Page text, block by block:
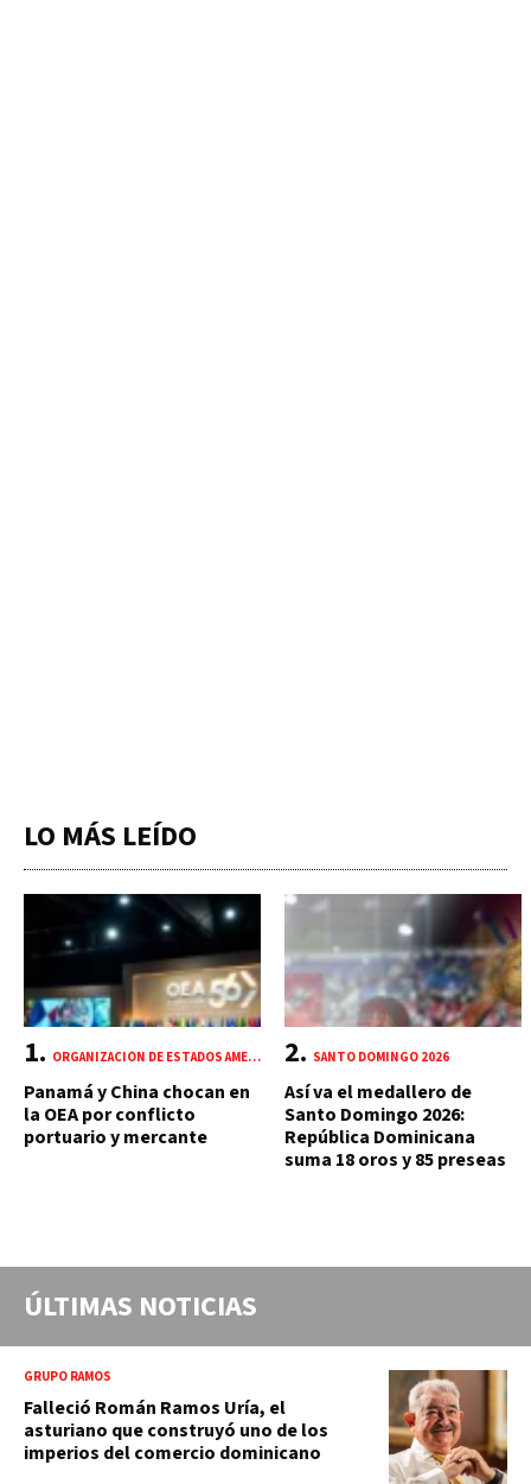
LO MÁS LEÍDO
ORGANIZACIÓN DE ESTADOS AMERICANOS (OEA)
Panamá y China chocan en
la OEA por conflicto
portuario y mercante
SANTO DOMINGO 2026
Así va el medallero de
Santo Domingo 2026:
República Dominicana
suma 18 oros y 85 preseas
ÚLTIMAS NOTICIAS
GRUPO RAMOS
Falleció Román Ramos Uría, el
asturiano que construyó uno de los
imperios del comercio dominicano